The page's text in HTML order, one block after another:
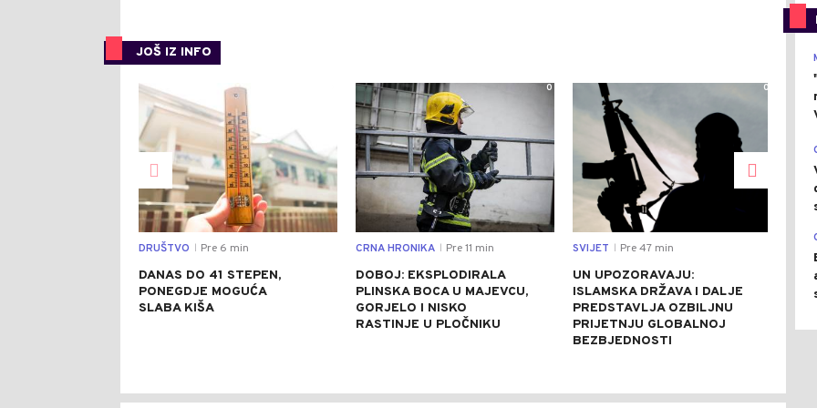
JOŠ IZ INFO
DRUŠTVO Pre 6 min
DANAS DO 41 STEPEN,
PONEGDJE MOGUĆA
SLABA KIŠA
0
CRNA HRONIKA Pre 11 min
DOBOJ: EKSPLODIRALA
PLINSKA BOCA U MAJEVCU,
GORJELO I NISKO
RASTINJE U PLOČNIKU
0
SVIJET Pre 47 min
UN UPOZORAVAJU:
ISLAMSKA DRŽAVA I DALJE
PREDSTAVLJA OZBILJNU
PRIJETNJU GLOBALNOJ
BEZBJEDNOSTI